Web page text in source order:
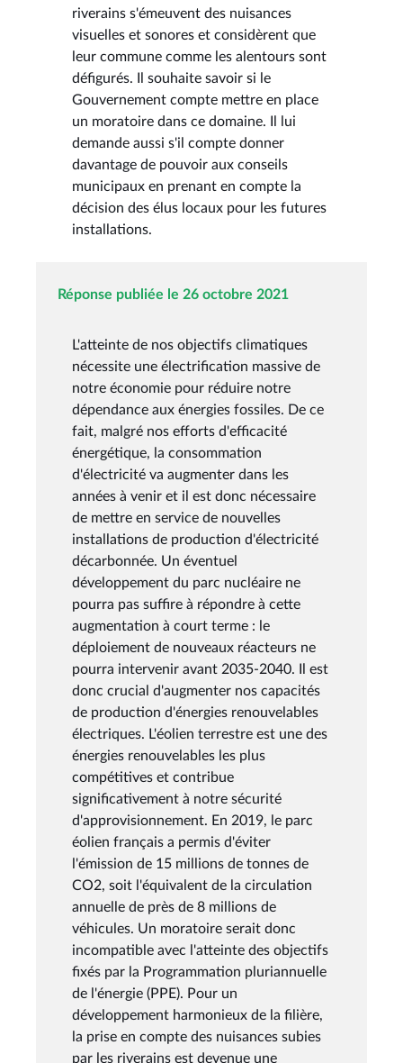
riverains s'émeuvent des nuisances
visuelles et sonores et considèrent que
leur commune comme les alentours sont
défigurés. Il souhaite savoir si le
Gouvernement compte mettre en place
un moratoire dans ce domaine. Il lui
demande aussi s'il compte donner
davantage de pouvoir aux conseils
municipaux en prenant en compte la
décision des élus locaux pour les futures
installations.
Réponse publiée le 26 octobre 2021
L'atteinte de nos objectifs climatiques
nécessite une électrification massive de
notre économie pour réduire notre
dépendance aux énergies fossiles. De ce
fait, malgré nos efforts d'efficacité
énergétique, la consommation
d'électricité va augmenter dans les
années à venir et il est donc nécessaire
de mettre en service de nouvelles
installations de production d'électricité
décarbonnée. Un éventuel
développement du parc nucléaire ne
pourra pas suffire à répondre à cette
augmentation à court terme : le
déploiement de nouveaux réacteurs ne
pourra intervenir avant 2035-2040. Il est
donc crucial d'augmenter nos capacités
de production d'énergies renouvelables
électriques. L'éolien terrestre est une des
énergies renouvelables les plus
compétitives et contribue
significativement à notre sécurité
d'approvisionnement. En 2019, le parc
éolien français a permis d'éviter
l'émission de 15 millions de tonnes de
CO2, soit l'équivalent de la circulation
annuelle de près de 8 millions de
véhicules. Un moratoire serait donc
incompatible avec l'atteinte des objectifs
fixés par la Programmation pluriannuelle
de l'énergie (PPE). Pour un
développement harmonieux de la filière,
la prise en compte des nuisances subies
par les riverains est devenue une